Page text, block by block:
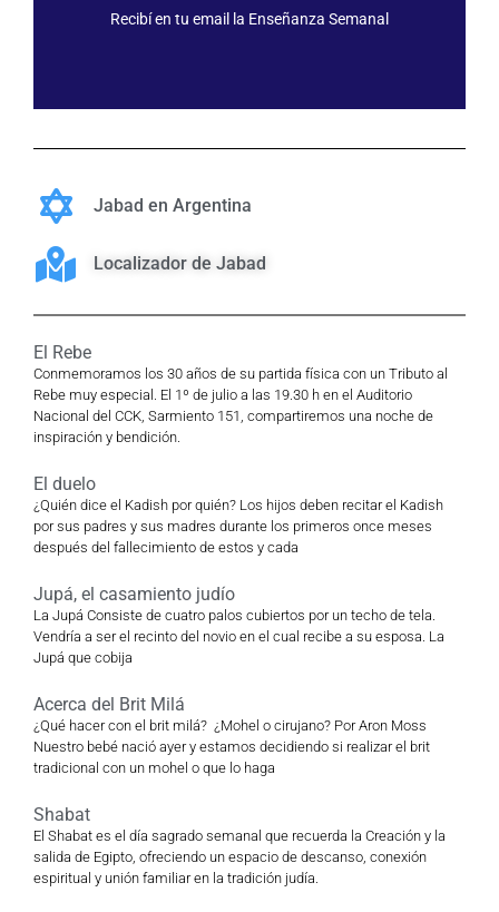
Recibí en tu email la Enseñanza Semanal
Jabad en Argentina
Localizador de Jabad
El Rebe
Conmemoramos los 30 años de su partida física con un Tributo al
Rebe muy especial. El 1º de julio a las 19.30 h en el Auditorio
Nacional del CCK, Sarmiento 151, compartiremos una noche de
inspiración y bendición.
El duelo
¿Quién dice el Kadish por quién? Los hijos deben recitar el Kadish
por sus padres y sus madres durante los primeros once meses
después del fallecimiento de estos y cada
Jupá, el casamiento judío
La Jupá Consiste de cuatro palos cubiertos por un techo de tela.
Vendría a ser el recinto del novio en el cual recibe a su esposa. La
Jupá que cobija
Acerca del Brit Milá
¿Qué hacer con el brit milá? ¿Mohel o cirujano? Por Aron Moss
Nuestro bebé nació ayer y estamos decidiendo si realizar el brit
tradicional con un mohel o que lo haga
Shabat
El Shabat es el día sagrado semanal que recuerda la Creación y la
salida de Egipto, ofreciendo un espacio de descanso, conexión
espiritual y unión familiar en la tradición judía.